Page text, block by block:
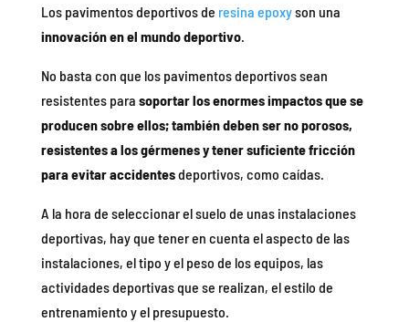
Los pavimentos deportivos de resina epoxyson una
innovación en el mundo deportivo.
No basta con que los pavimentos deportivos sean
resistentes para soportar los enormes impactos que se
producen sobre ellos; también deben ser no porosos,
resistentes a los gérmenes y tener suficiente fricción
para evitar accidentesdeportivos, como caídas.
A la hora de seleccionar el suelo de unas instalaciones
deportivas, hay que tener en cuenta el aspecto de las
instalaciones, el tipo y el peso de los equipos, las
actividades deportivas que se realizan, el estilo de
entrenamiento y el presupuesto.